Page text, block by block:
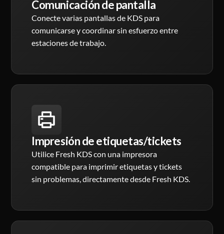
Comunicación de pantalla
Conecte varias pantallas de KDS para
comunicarse y coordinar sin esfuerzo entre
estaciones de trabajo.
Impresión de etiquetas/tickets
Utilice Fresh KDS con una impresora
compatible para imprimir etiquetas y tickets
sin problemas, directamente desde Fresh KDS.